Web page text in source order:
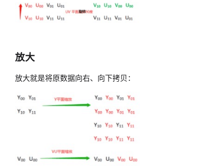
放大
放大就是将原数据向右、向下拷贝：